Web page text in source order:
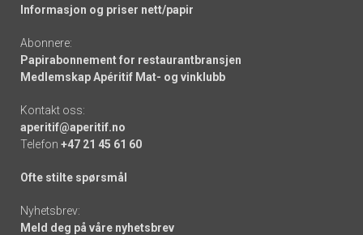
Informasjon og priser nett/papir
Abonnere:
Papirabonnement for restaurantbransjen
Medlemskap Apéritif Mat- og vinklubb
Kontakt oss:
aperitif@aperitif.no
Telefon +47 21 45 61 60
Ofte stilte spørsmål
Nyhetsbrev:
Meld deg på våre nyhetsbrev